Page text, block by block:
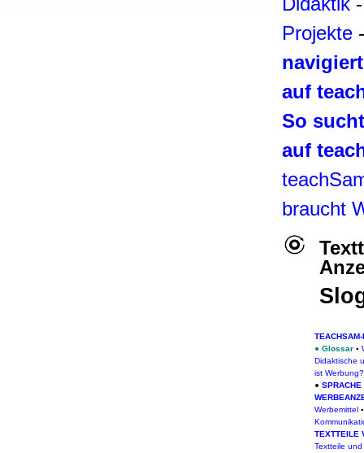
Projekte
auf
So
auf
braucht
● Glossar ▪
Didaktische
ist Werbung?
● SPRACHE
Werbemittel
TEXTTEILE
Textteile